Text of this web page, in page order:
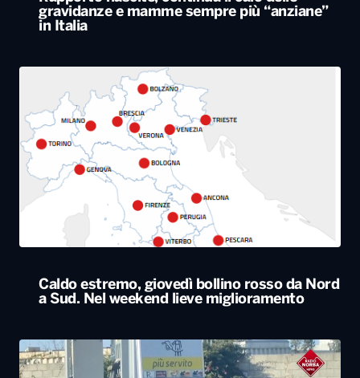
Caldo estremo, giovedì bollino rosso da Nord
a Sud. Nel weekend lieve miglioramento